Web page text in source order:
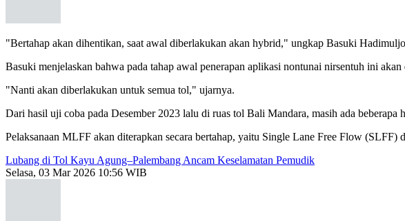
"Bertahap akan dihentikan, saat awal diberlakukan akan hybrid," ungkap Basuki
Basuki menjelaskan bahwa pada tahap awal penerapan aplikasi nontunai nirsentuh ini
"Nanti akan diberlakukan untuk semua tol," ujarnya.
Dari hasil uji coba pada Desember 2023 lalu di ruas tol Bali Mandara, masih ada
Pelaksanaan MLFF akan diterapkan secara bertahap, yaitu Single Lane Free Flow
Lubang di Tol Kayu Agung–Palembang Ancam Keselamatan Pemudik
Selasa, 03 Mar 2026 10:56 WIB